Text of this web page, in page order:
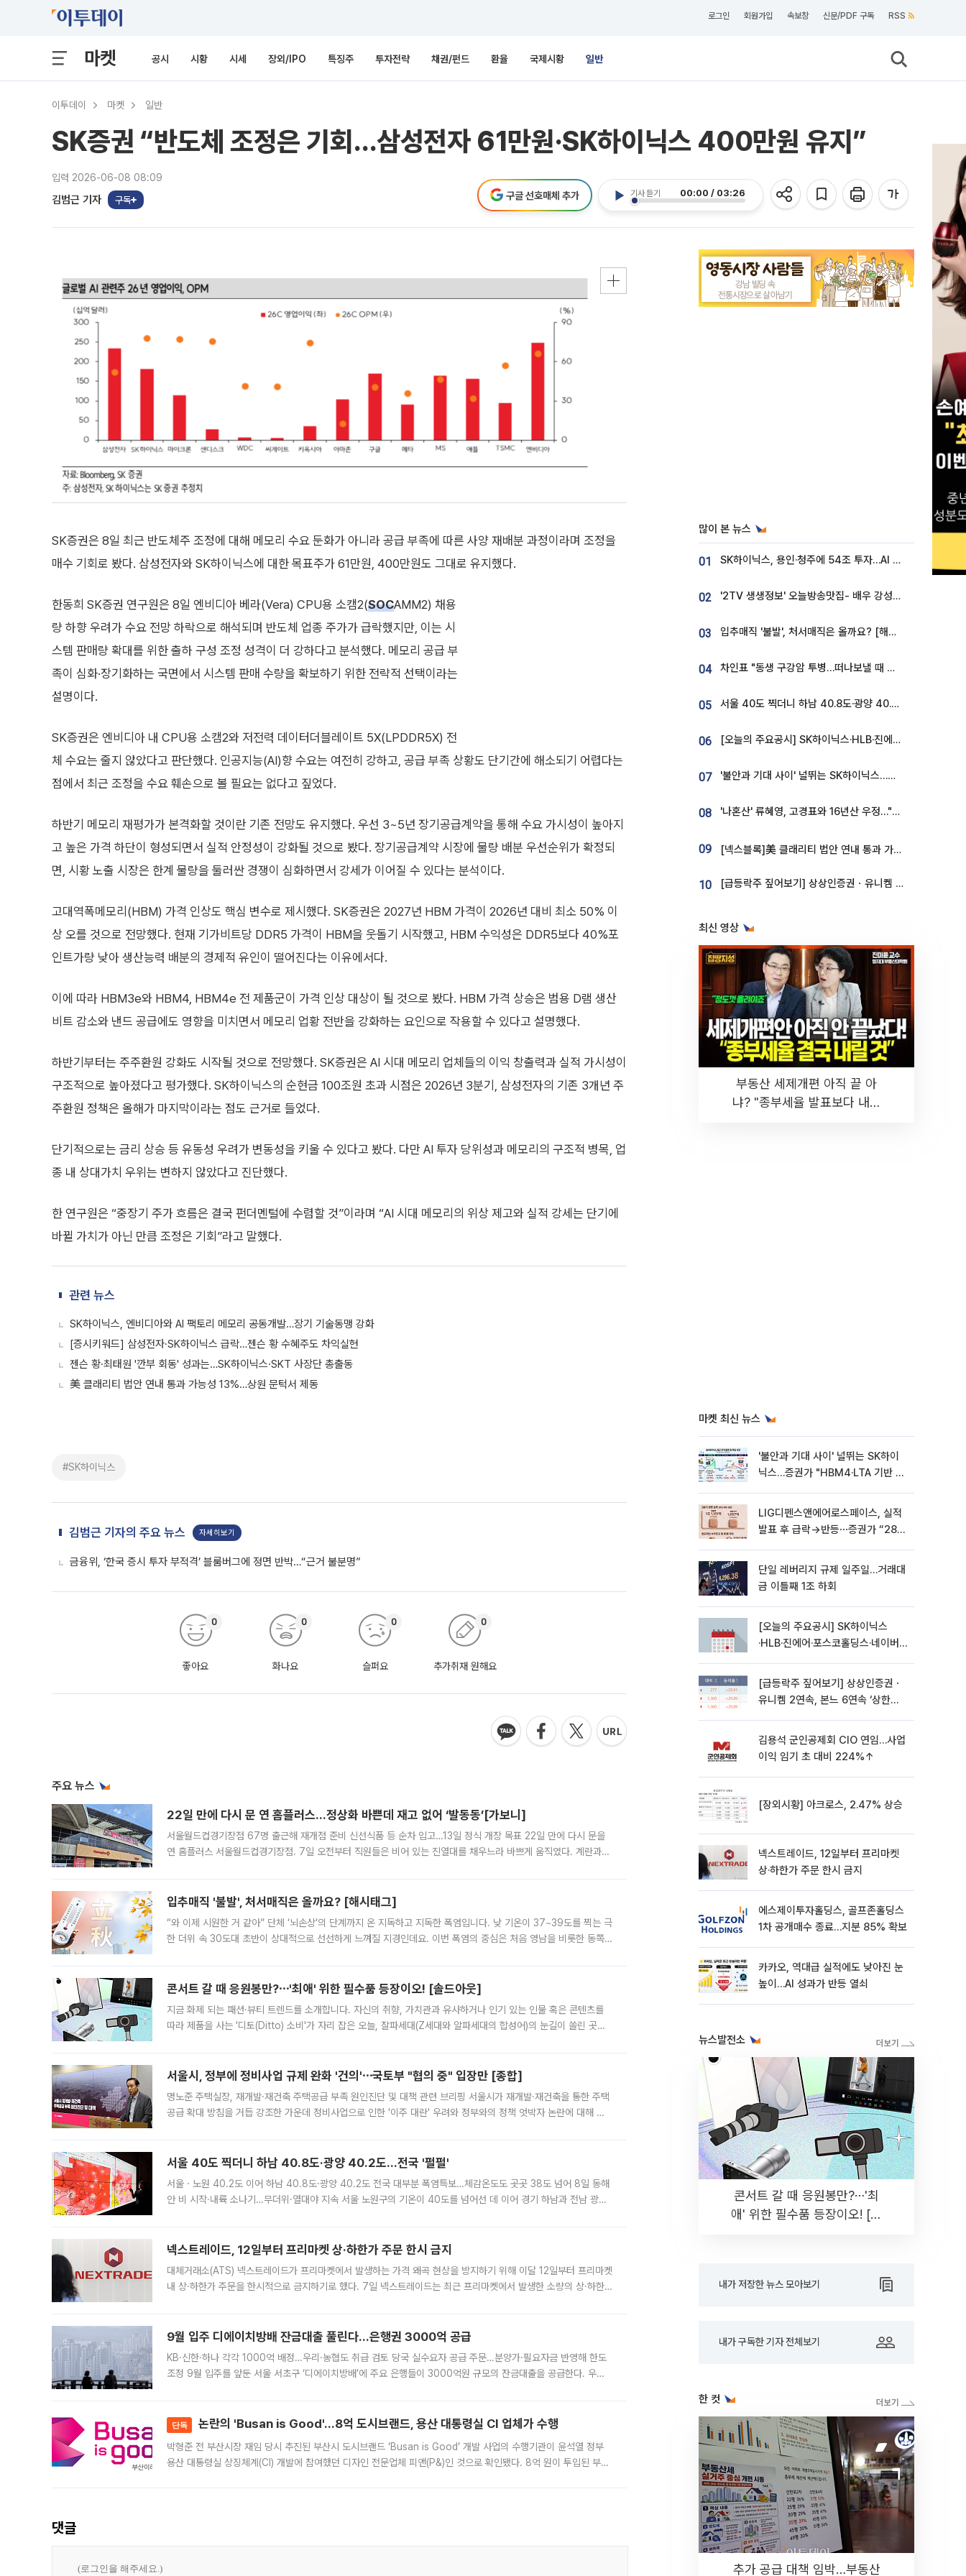
로그인 회원가입 속보창 신문/PDF 구독 RSS
마켓 공시 시황 시세 장외/IPO 특징주 투자전략 채권/펀드 환율 국제시황 일반
이투데이 마켓 일반
SK증권 “반도체 조정은 기회…삼성전자 61만원·SK하이닉스 400만원 유지”
입력 2026-06-08 08:09
김범근 기자 구독
기사 듣기 00:00 / 03:26
구글 선호매체 추가
SK증권은 8일 최근 반도체주 조정에 대해 메모리 수요 둔화가 아니라 공급 부족에 따른 사양 재배분 과정이라며 조정을
매수 기회로 봤다. 삼성전자와 SK하이닉스에 대한 목표주가 61만원, 400만원도 그대로 유지했다.
한동희 SK증권 연구원은 8일 엔비디아 베라(Vera) CPU용 소캠2(SOCAMM2) 채용
량 하향 우려가 수요 전망 하락으로 해석되며 반도체 업종 주가가 급락했지만, 이는 시
스템 판매량 확대를 위한 출하 구성 조정 성격이 더 강하다고 분석했다. 메모리 공급 부
족이 심화·장기화하는 국면에서 시스템 판매 수량을 확보하기 위한 전략적 선택이라는
설명이다.
SK증권은 엔비디아 내 CPU용 소캠2와 저전력 데이터더블레이트 5X(LPDDR5X) 전
체 수요는 줄지 않았다고 판단했다. 인공지능(AI)향 수요는 여전히 강하고, 공급 부족 상황도 단기간에 해소되기 어렵다는
점에서 최근 조정을 수요 훼손으로 볼 필요는 없다고 짚었다.
하반기 메모리 재평가가 본격화할 것이란 기존 전망도 유지했다. 우선 3~5년 장기공급계약을 통해 수요 가시성이 높아지
고 높은 가격 하단이 형성되면서 실적 안정성이 강화될 것으로 봤다. 장기공급계약 시장에 물량 배분 우선순위가 확정되
면, 시황 노출 시장은 한계 물량을 둘러싼 경쟁이 심화하면서 강세가 이어질 수 있다는 분석이다.
고대역폭메모리(HBM) 가격 인상도 핵심 변수로 제시했다. SK증권은 2027년 HBM 가격이 2026년 대비 최소 50% 이
상 오를 것으로 전망했다. 현재 기가비트당 DDR5 가격이 HBM을 웃돌기 시작했고, HBM 수익성은 DDR5보다 40%포
인트가량 낮아 생산능력 배분의 경제적 유인이 떨어진다는 이유에서다.
이에 따라 HBM3e와 HBM4, HBM4e 전 제품군이 가격 인상 대상이 될 것으로 봤다. HBM 가격 상승은 범용 D램 생산
비트 감소와 낸드 공급에도 영향을 미치면서 메모리 업황 전반을 강화하는 요인으로 작용할 수 있다고 설명했다.
하반기부터는 주주환원 강화도 시작될 것으로 전망했다. SK증권은 AI 시대 메모리 업체들의 이익 창출력과 실적 가시성이
구조적으로 높아졌다고 평가했다. SK하이닉스의 순현금 100조원 초과 시점은 2026년 3분기, 삼성전자의 기존 3개년 주
주환원 정책은 올해가 마지막이라는 점도 근거로 들었다.
단기적으로는 금리 상승 등 유동성 우려가 변동성을 키울 수 있다고 봤다. 다만 AI 투자 당위성과 메모리의 구조적 병목, 업
종 내 상대가치 우위는 변하지 않았다고 진단했다.
한 연구원은 “중장기 주가 흐름은 결국 펀더멘털에 수렴할 것”이라며 “AI 시대 메모리의 위상 제고와 실적 강세는 단기에
바뀔 가치가 아닌 만큼 조정은 기회”라고 말했다.
관련 뉴스
SK하이닉스, 엔비디아와 AI 팩토리 메모리 공동개발…장기 기술동맹 강화
[증시키워드] 삼성전자·SK하이닉스 급락…젠슨 황 수혜주도 차익실현
젠슨 황·최태원 '깐부 회동' 성과는…SK하이닉스·SKT 사장단 총출동
美 클래리티 법안 연내 통과 가능성 13%…상원 문턱서 제동
#SK하이닉스
김범근 기자의 주요 뉴스 자세히보기
금융위, ‘한국 증시 투자 부적격’ 블룸버그에 정면 반박…“근거 불분명”
좋아요
0
화나요
0
슬퍼요
0
추가취재 원해요
0
주요 뉴스
22일 만에 다시 문 연 홈플러스…정상화 바쁜데 재고 없어 ‘발동동’[가보니]
서울월드컵경기장점 67명 출근해 재개점 준비 신선식품 등 순차 입고…13일 정식 개장 목표 22일 만에 다시 문을
연 홈플러스 서울월드컵경기장점. 7일 오전부터 직원들은 비어 있는 진열대를 채우느라 바쁘게 움직였다. 계란과
입추매직 '불발', 처서매직은 올까요? [해시태그]
“와 이제 시원한 거 같아” 단체 ‘뇌손상’의 단계까지 온 지독하고 지독한 폭염입니다. 낮 기온이 37~39도를 찍는 극
한 더위 속 30도대 초반이 상대적으로 선선하게 느껴질 지경인데요. 이번 폭염의 중심은 처음 영남을 비롯한 동쪽
콘서트 갈 때 응원봉만?⋯'최애' 위한 필수품 등장이오! [솔드아웃]
지금 화제 되는 패션·뷰티 트렌드를 소개합니다. 자신의 취향, 가치관과 유사하거나 인기 있는 인물 혹은 콘텐츠를
따라 제품을 사는 '디토(Ditto) 소비'가 자리 잡은 오늘, 잘파세대(Z세대와 알파세대의 합성어)의 눈길이 쏠린 곳은
서울시, 정부에 정비사업 규제 완화 '건의'⋯국토부 "협의 중" 입장만 [종합]
명노준 주택실장, 재개발·재건축 주택공급 부족 원인진단 및 대책 관련 브리핑 서울시가 재개발·재건축을 통한 주택
공급 확대 방침을 거듭 강조한 가운데 정비사업으로 인한 '이주 대란' 우려와 정부와의 정책 엇박자 논란에 대해 정
서울 40도 찍더니 하남 40.8도·광양 40.2도…전국 '펄펄'
서울ㆍ노원 40.2도 이어 하남 40.8도·광양 40.2도 전국 대부분 폭염특보…체감온도도 곳곳 38도 넘어 8일 동해
안 비 시작·내륙 소나기…무더위·열대야 지속 서울 노원구의 기온이 40도를 넘어선 데 이어 경기 하남과 전남 광양
넥스트레이드, 12일부터 프리마켓 상·하한가 주문 한시 금지
대체거래소(ATS) 넥스트레이드가 프리마켓에서 발생하는 가격 왜곡 현상을 방지하기 위해 이달 12일부터 프리마켓
내 상·하한가 주문을 한시적으로 금지하기로 했다. 7일 넥스트레이드는 최근 프리마켓에서 발생한 소량의 상·하한
9월 입주 디에이치방배 잔금대출 풀린다…은행권 3000억 공급
KB·신한·하나 각각 1000억 배정…우리·농협도 취급 검토 당국 실수요자 공급 주문…분양가·필요자금 반영해 한도
조정 9월 입주를 앞둔 서울 서초구 ‘디에이치방배’에 주요 은행들이 3000억원 규모의 잔금대출을 공급한다. 우리
단독 논란의 'Busan is Good'…8억 도시브랜드, 용산 대통령실 CI 업체가 수행
박형준 전 부산시장 재임 당시 추진된 부산시 도시브랜드 ‘Busan is Good’ 개발 사업의 수행기관이 윤석열 정부
용산 대통령실 상징체계(CI) 개발에 참여했던 디자인 전문업체 피앤(P&)인 것으로 확인됐다. 8억 원이 투입된 부산
댓글
많이 본 뉴스
01 SK하이닉스, 용인·청주에 54조 투자…AI 메모리 생산기지 키운다
02 '2TV 생생정보' 오늘방송맛집- 배우 강성진 단골! 쌀국수ㆍ푸팟퐁 커리 맛집 '블○○○'
03 입추매직 '불발', 처서매직은 올까요? [해시태그]
04 차인표 "동생 구강암 투병…떠나보낼 때 가장 힘들었다”
05 서울 40도 찍더니 하남 40.8도·광양 40.2도…전국 '펄펄'
06 [오늘의 주요공시] SK하이닉스·HLB·진에어·포스코홀딩스·네이버·대우건설 등
07 '불안과 기대 사이' 널뛰는 SK하이닉스…증권가 "HBM4·LTA 기반 펀터멘털 견고"
08 '나혼산' 류혜영, 고경표와 16년산 우정…"자취방서 부모님과 마주쳐"
09 [넥스블록]美 클래리티 법안 연내 통과 가능성 13%…상원 문턱서 제동
10 [급등락주 짚어보기] 상상인증권ㆍ유니켐 2연속, 본느 6연속 ‘상한가’⋯M&A 훈풍 분 증시
최신 영상
부동산 세제개편 아직 끝 아
냐? "종부세율 발표보다 내릴
마켓 최신 뉴스
'불안과 기대 사이' 널뛰는 SK하이
닉스…증권가 "HBM4·LTA 기반 펀
LIG디펜스앤에어로스페이스, 실적
발표 후 급락→반등⋯증권가 “28년
단일 레버리지 규제 일주일…거래대
금 이틀째 1조 하회
[오늘의 주요공시] SK하이닉스
·HLB·진에어·포스코홀딩스·네이버·
[급등락주 짚어보기] 상상인증권ㆍ
유니켐 2연속, 본느 6연속 ‘상한
김용석 군인공제회 CIO 연임…사업
이익 임기 초 대비 224%↑
[장외시황] 아크로스, 2.47% 상승
넥스트레이드, 12일부터 프리마켓
상·하한가 주문 한시 금지
에스제이투자홀딩스, 골프존홀딩스
1차 공개매수 종료…지분 85% 확보
카카오, 역대급 실적에도 낮아진 눈
높이…AI 성과가 반등 열쇠
뉴스발전소
콘서트 갈 때 응원봉만?⋯'최
애' 위한 필수품 등장이오! [솔
내가 저장한 뉴스 모아보기
내가 구독한 기자 전체보기
한 컷
추가 공급 대책 임박…부동산